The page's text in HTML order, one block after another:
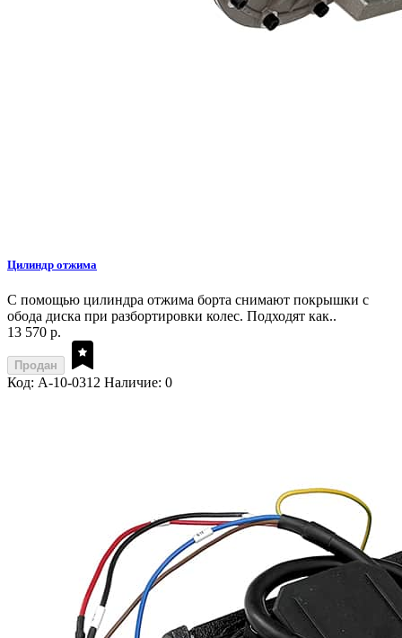
Цилиндр отжима
С помощью цилиндра отжима борта снимают покрышки с
обода диска при разбортировки колес. Подходят как..
13 570 р.
Продан
Код: A-10-0312 Наличие: 0